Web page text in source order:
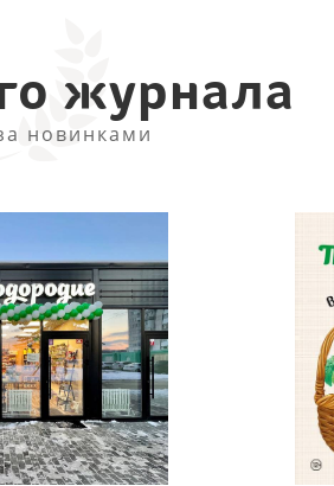
журнала
новинками